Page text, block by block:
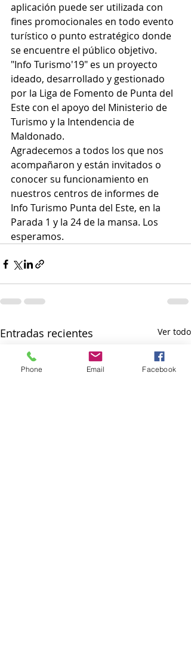
aplicación puede ser utilizada con
fines promocionales en todo evento
turístico o punto estratégico donde
se encuentre el público objetivo.
"Info Turismo'19" es un proyecto
ideado, desarrollado y gestionado
por la Liga de Fomento de Punta del
Este con el apoyo del Ministerio de
Turismo y la Intendencia de
Maldonado.
Agradecemos a todos los que nos
acompañaron y están invitados o
conocer su funcionamiento en
nuestros centros de informes de
Info Turismo Punta del Este, en la
Parada 1 y la 24 de la mansa. Los
esperamos.
Entradas recientes Ver todo
Phone Email Facebook